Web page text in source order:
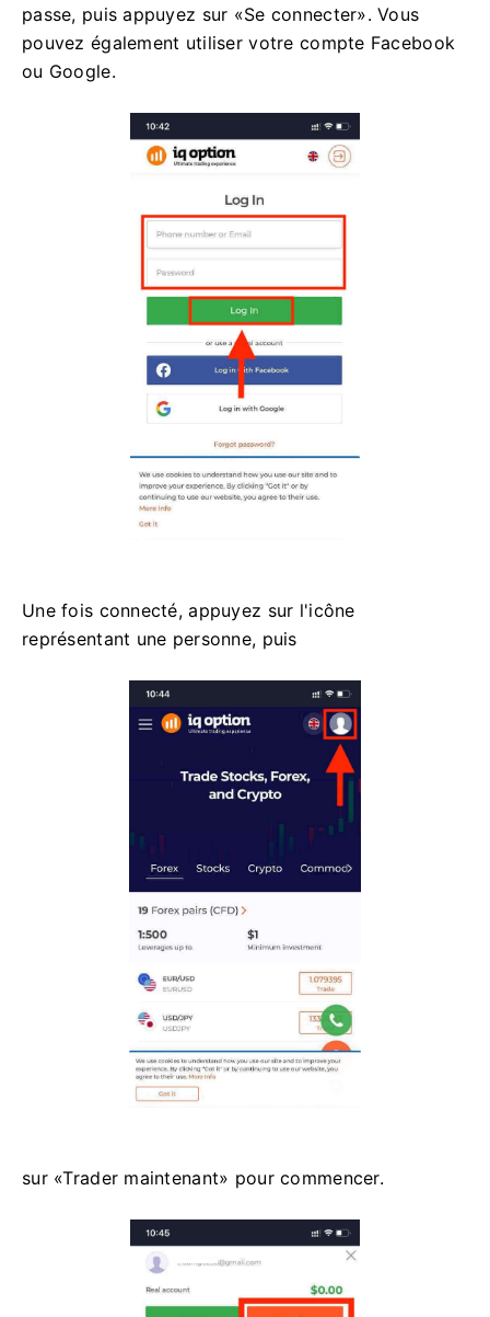
passe, puis appuyez sur «Se connecter». Vous
pouvez également utiliser votre compte Facebook
ou Google.
Une fois connecté, appuyez sur l'icône
représentant une personne, puis
sur «Trader maintenant» pour commencer.